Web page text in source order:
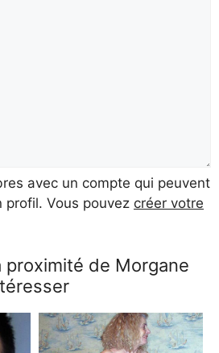
avec un compte qui peuvent
profil. Vous pouvez créer votre
proximité de Morgane